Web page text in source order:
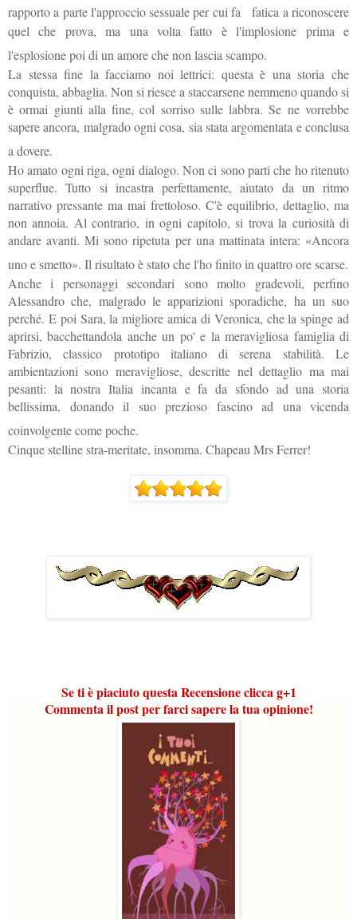
rapporto a parte l'approccio sessuale per cui fa
fatica a riconoscere
quel che prova, ma una volta fatto è l'implosione prima e
l'esplosione poi di un amore che non lascia scampo.
La stessa fine la facciamo noi lettrici: questa è una storia che
conquista, abbaglia. Non si riesce a staccarsene nemmeno quando si
è ormai giunti alla fine, col sorriso sulle labbra. Se ne vorrebbe
sapere ancora, malgrado ogni cosa, sia stata argomentata e conclusa
a dovere.
Ho amato ogni riga, ogni dialogo. Non ci sono parti che ho ritenuto
superflue. Tutto si incastra perfettamente, aiutato da un ritmo
narrativo pressante ma mai frettoloso. C'è equilibrio, dettaglio, ma
non annoia. Al contrario, in ogni capitolo, si trova la curiosità di
andare avanti. Mi sono ripetuta per una mattinata intera: «Ancora
uno e smetto». Il risultato è stato che l'ho finito in quattro ore scarse.
Anche i personaggi secondari sono molto gradevoli, perfino
Alessandro che, malgrado le apparizioni sporadiche, ha un suo
perché. E poi Sara, la migliore amica di Veronica, che la spinge ad
aprirsi, bacchettandola anche un po' e la meravigliosa famiglia di
Fabrizio, classico prototipo italiano di serena stabilità. Le
ambientazioni sono meravigliose, descritte nel dettaglio ma mai
pesanti: la nostra Italia incanta e fa da sfondo ad una storia
bellissima, donando il suo prezioso fascino ad una vicenda
coinvolgente come poche.
Cinque stelline stra-meritate, insomma. Chapeau Mrs Ferrer!
Se ti è piaciuto questa Recensione cliccag+1
Commenta il post per farci sapere la tua opinione!